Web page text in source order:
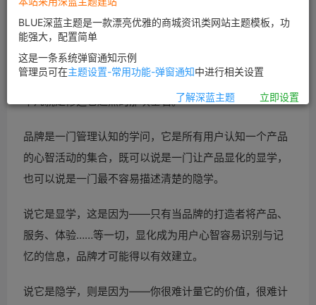
品牌
如果说建造品牌就像修巴比伦塔。那讨论如何让品牌生而
不凡就是修造它起点的那块基石。
品牌是一门管理认知的学问，它是所有用户认知一个产品
的心智活动的集合，既可以说是一门让产品显化的显学，
也可以说是一门最不容易描述清楚的隐学。
说它是显学，这是因为——只有当品牌的打造者将产品、
服务、体验……等一切，显化成为用户心智容易识别与记
忆的信息，品牌才可能得以有效建立。
说它是隐学，则是因为——你很难计量它的价值，很难计
BLUE深蓝主题是一款漂亮优雅的商城资讯类网站主题模板，功
能强大，配置简单
这是一条系统弹窗通知示例
管理员可在主题设置-常用功能-弹窗通知中进行相关设置
了解深蓝主题 立即设置